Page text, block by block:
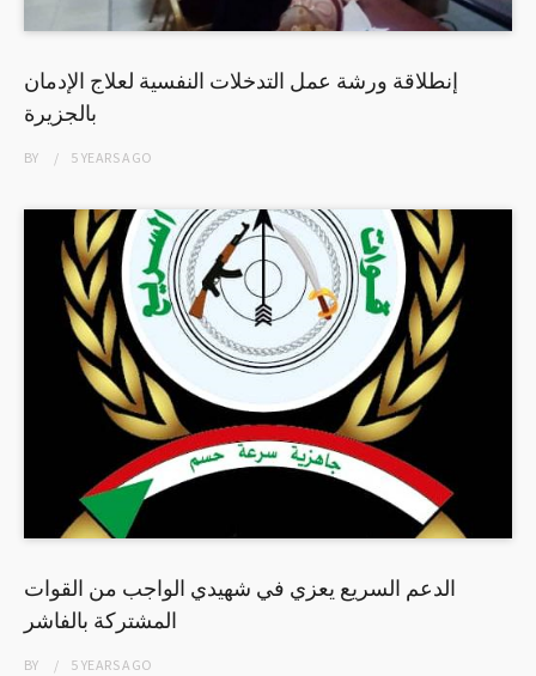
إنطلاقة ورشة عمل التدخلات النفسية لعلاج الإدمان
بالجزيرة
BY 5 YEARSAGO
الدعم السريع يعزي في شهيدي الواجب من القوات
المشتركة بالفاشر
BY 5 YEARSAGO